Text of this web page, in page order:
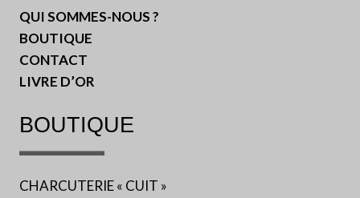
QUI SOMMES-NOUS ?
BOUTIQUE
CONTACT
LIVRE D’OR
BOUTIQUE
CHARCUTERIE « CUIT »